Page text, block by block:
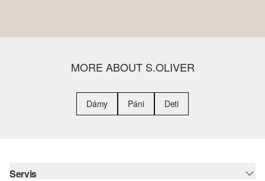
MORE ABOUT S.OLIVER
Dámy Páni Deti
Servis